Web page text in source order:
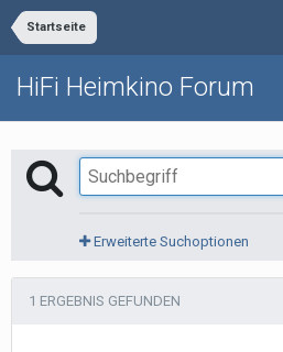
Startseite
HiFi Heimkino Forum
Erweiterte Suchoptionen
1 ERGEBNIS GEFUNDEN